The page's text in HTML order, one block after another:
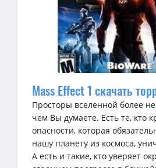
Mass Effect 1 скачать
Просторы вселенной более
чем Вы думаете. Есть те, кто
опасности, которая
нашу планету из космоса,
А есть и такие, кто уверяет